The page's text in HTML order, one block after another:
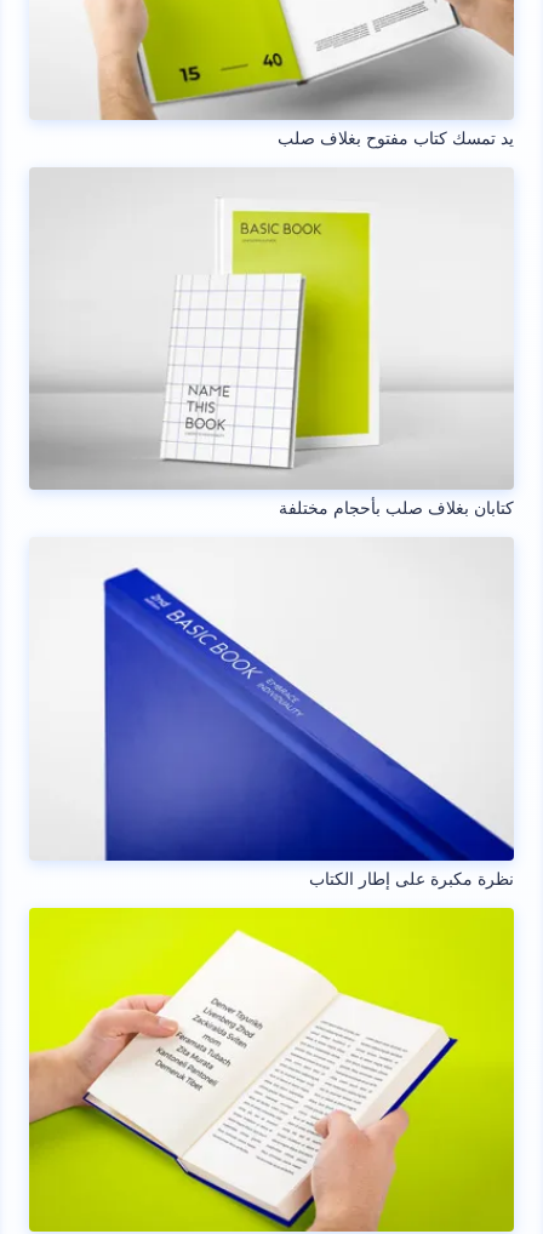
يد تمسك كتاب مفتوح بغلاف صلب
كتابان بغلاف صلب بأحجام مختلفة
نظرة مكبرة على إطار الكتاب